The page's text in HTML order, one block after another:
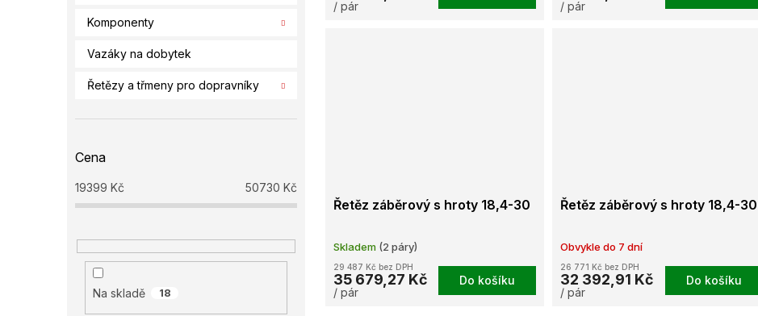
Komponenty
Vazáky na dobytek
Řetězy a třmeny pro dopravníky
Cena
19399 Kč 50730 Kč
Na skladě 18
/ pár / pár
Řetěz záběrový s hroty 18,4-30
Skladem (2 páry)
29 487 Kč bez DPH
35 679,27 Kč
/ pár
Do košíku
Řetěz záběrový s hroty 18,4-30
Obvykle do 7 dní
26 771 Kč bez DPH
32 392,91 Kč
/ pár
Do košíku